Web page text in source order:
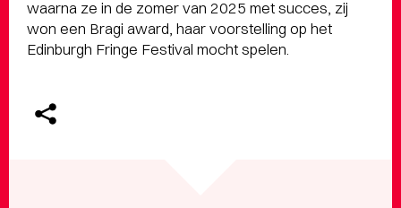
waarna ze in de zomer van 2025 met succes, zij
won een Bragi award, haar voorstelling op het
Edinburgh Fringe Festival mocht spelen.